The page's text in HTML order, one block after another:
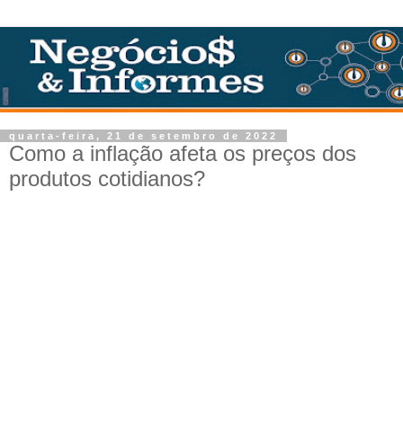
quarta-feira, 21 de setembro de 2022
Como a inflação afeta os preços dos
produtos cotidianos?